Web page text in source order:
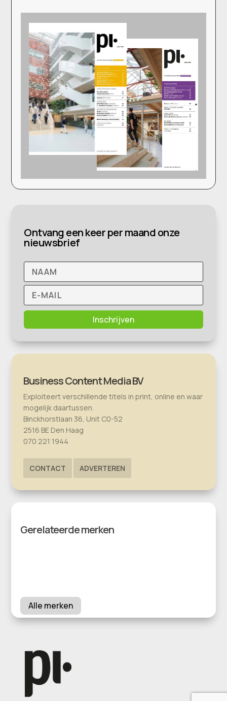
Ontvang een keer per maand onze
nieuwsbrief
Inschrijven
Business Content Media BV
Exploiteert verschillende titels in print, online en waar
mogelijk daartussen.
Binckhorstlaan 36, Unit C0-52
2516 BE Den Haag
070 221 1944
CONTACT ADVERTEREN
Gerelateerde merken
Alle merken